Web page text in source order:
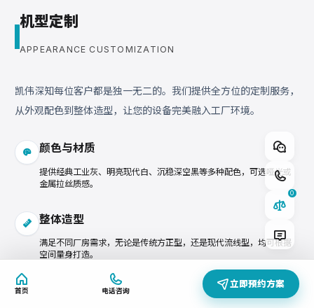
机型定制
APPEARANCE CUSTOMIZATION
凯伟深知每位客户都是独一无二的。我们提供全方位的定制服务，
从外观配色到整体造型，让您的设备完美融入工厂环境。
颜色与材质
提供经典工业灰、明亮现代白、沉稳深空黑等多种配色，可选哑光或
金属拉丝质感。
整体造型
满足不同厂房需求，无论是传统方正型，还是现代流线型，均可根据
空间量身打造。
首页 电话咨询
立即预约方案
0
硅胶密封涂胶机
KW-523A